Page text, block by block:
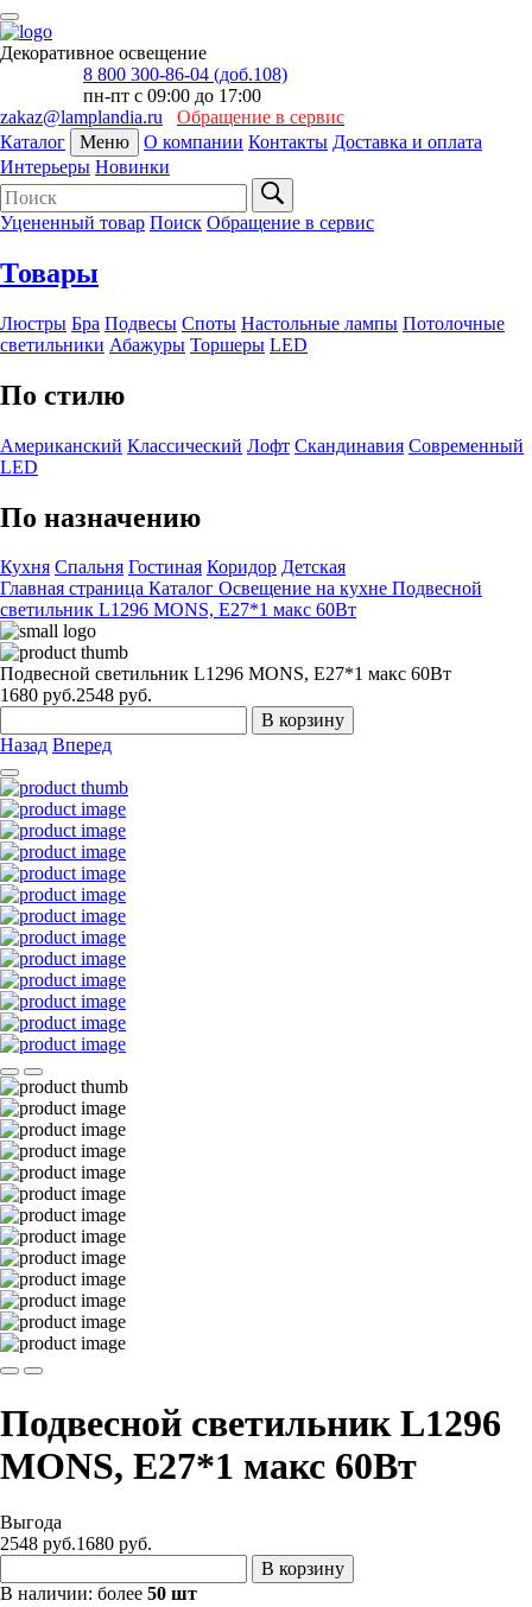
Декоративное освещение
8 800 300-86-04 (доб.108)
пн-пт с 09:00 до 17:00
zakaz@lamplandia.ru
Обращение в сервис
Каталог
Меню О компании Контакты Доставка и оплата
Интерьеры Новинки
Уцененный товар Поиск Обращение в сервис
Товары
Люстры Бра Подвесы Споты Настольные лампы Потолочные
светильники Абажуры Торшеры LED
По стилю
Американский Классический Лофт Скандинавия Современный
LED
По назначению
Кухня Спальня Гостиная Коридор Детская
Главная страница Каталог Освещение на кухне Подвесной
светильник L1296 MONS, Е27*1 макс 60Вт
Подвесной светильник L1296 MONS, Е27*1 макс 60Вт
1680 руб.2548 руб.
В корзину
Назад Вперед
Подвесной светильник L1296
MONS, Е27*1 макс 60Вт
Выгода
2548 руб.1680 руб.
В корзину
В наличии: более 50 шт